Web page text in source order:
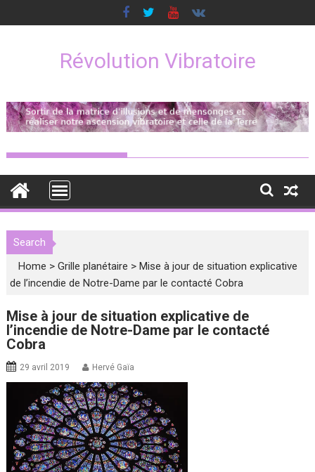
to
Révolution Vibratoire
Search
Home >Grille planétaire >Mise à jour de situation explicative
de l’incendie de Notre-Dame par le contacté Cobra
Mise à jour de situation explicative de
l’incendie de Notre-Dame par le contacté
Cobra
29 avril 2019 Hervé Gaïa